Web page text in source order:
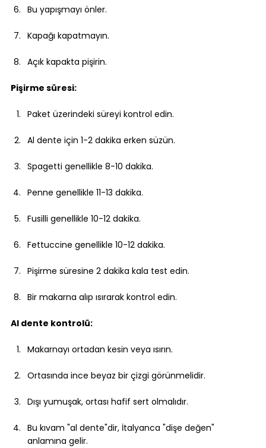
Bu yapışmayı önler.
Kapağı kapatmayın.
Açık kapakta pişirin.
Pişirme süresi:
Paket üzerindeki süreyi kontrol edin.
Al dente için 1-2 dakika erken süzün.
Spagetti genellikle 8-10 dakika.
Penne genellikle 11-13 dakika.
Fusilli genellikle 10-12 dakika.
Fettuccine genellikle 10-12 dakika.
Pişirme süresine 2 dakika kala test edin.
Bir makarna alıp ısırarak kontrol edin.
Al dente kontrolü:
Makarnayı ortadan kesin veya ısırın.
Ortasında ince beyaz bir çizgi görünmelidir.
Dışı yumuşak, ortası hafif sert olmalıdır.
Bu kıvam "al dente"dir, İtalyanca "dişe değen"
anlamına gelir.